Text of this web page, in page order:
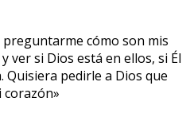
cómo son mis
ver si Dios está en ellos, si Él
Quisiera pedirle a Dios que